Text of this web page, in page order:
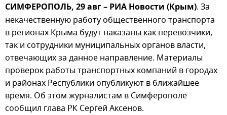
СИМФЕРОПОЛЬ, 29 авг – РИА Новости (Крым). За
некачественную работу общественного транспорта
в регионах Крыма будут наказаны как перевозчики,
так и сотрудники муниципальных органов власти,
отвечающих за данное направление. Материалы
проверок работы транспортных компаний в городах
и районах Республики опубликуют в ближайшее
время. Об этом журналистам в Симферополе
сообщил глава РК Сергей Аксенов.